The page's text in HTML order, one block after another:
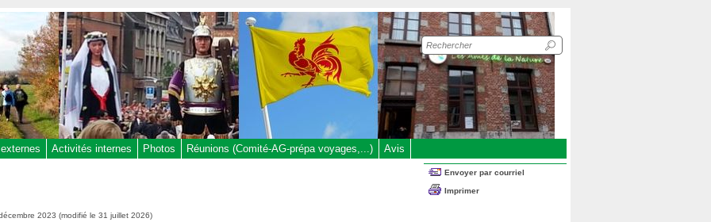
Recherche
sur
le
site
Activités internes Photos Réunions (Comité-AG-prépa voyages,...) Avis
2023 (modifié le 31 juillet 2026)
Envoyer par courriel
Imprimer